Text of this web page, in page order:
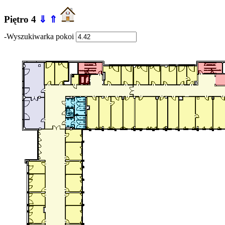
Piętro 4 ⇓ ⇑
-Wyszukiwarka pokoi